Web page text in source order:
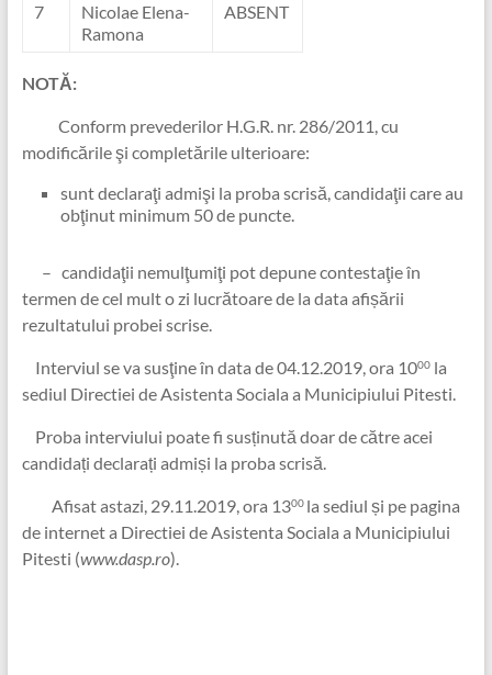
7
Nicolae Elena-
Ramona
ABSENT
NOTĂ:
Conform prevederilor H.G.R. nr. 286/2011, cu
modificările şi completările ulterioare:
sunt declaraţi admişi la proba scrisă, candidaţii care au
obţinut minimum 50 de puncte.
– candidaţii nemulţumiţi pot depune contestaţie în
termen de cel mult o zi lucrătoare de la data afișării
rezultatului probei scrise.
Interviul se va susţine în data de 04.12.2019, ora 1000la
sediul Directiei de Asistenta Sociala a Municipiului Pitesti.
Proba interviului poate fi susținută doar de către acei
candidați declarați admiși la proba scrisă.
Afisat astazi, 29.11.2019, ora 1300 la sediul și pe pagina
de internet a Directiei de Asistenta Sociala a Municipiului
Pitesti (www.dasp.ro).